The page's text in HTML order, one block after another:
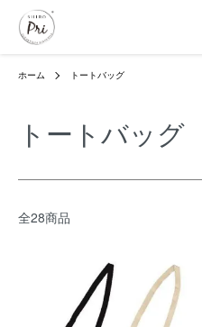
ホーム トートバッグ
トートバッグ
全28商品